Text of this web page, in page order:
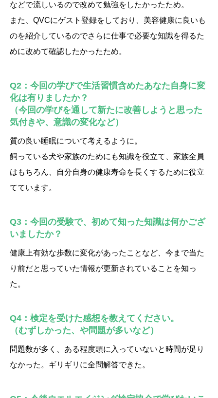
などで流しいるので改めて勉強をしたかったため。
また、QVCにゲスト登録をしており、美容健康に良いも
のを紹介しているのでさらに仕事で必要な知識を得るた
めに改めて確認したかったため。
Q2：今回の学びで生活習慣含めたあなた自身に変
化は有りましたか？
（今回の学びを通して新たに改善しようと思った
気付きや、意識の変化など）
質の良い睡眠について考えるように。
飼っている犬や家族のためにも知識を役立て、家族全員
はもちろん、自分自身の健康寿命を長くするために役立
てています。
Q3：今回の受験で、初めて知った知識は何かござ
いましたか？
健康上有効な歩数に変化があったことなど、今まで当た
り前だと思っていた情報が更新されていることを知っ
た。
Q4：検定を受けた感想を教えてください。
（むずしかった、や問題が多いなど）
問題数が多く、ある程度頭に入っていないと時間が足り
なかった。ギリギリに全問解答できた。